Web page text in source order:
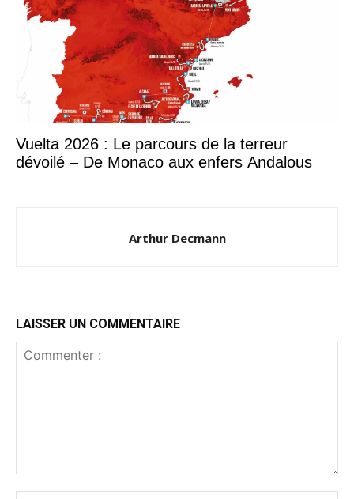
Vuelta 2026 : Le parcours de la terreur
dévoilé – De Monaco aux enfers Andalous
Arthur Decmann
LAISSER UN COMMENTAIRE